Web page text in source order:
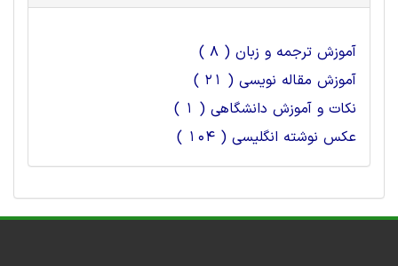
آموزش ترجمه و زبان ( 8 )
آموزش مقاله نویسی ( 21 )
نکات و آموزش دانشگاهی ( 1 )
عکس نوشته انگلیسی ( 104 )